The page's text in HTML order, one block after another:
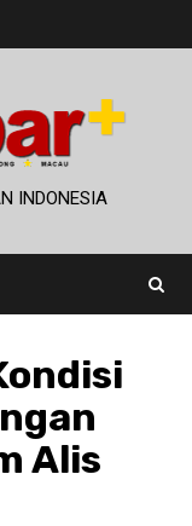
INDONESIA
Alis